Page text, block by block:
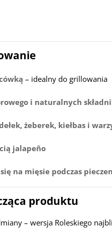
– idealny do grillowania
i naturalnych
żeberek, kiełbas i
jalapeño
na mięsie podczas
produktu
– wersja Roleskiego